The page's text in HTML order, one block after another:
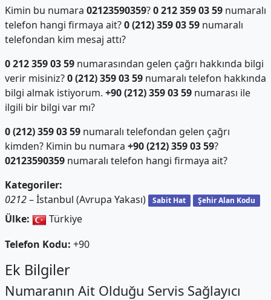
Kimin bu numara 02123590359?0 212 359 03 59numaralı
telefon hangi firmaya ait?0 (212) 359 03 59numaralı
telefondan kim mesaj attı?
0 212 359 03 59numarasından gelen çağrı hakkında bilgi
verir misiniz?0 (212) 359 03 59numaralı telefon hakkında
bilgi almak istiyorum. +90 (212) 359 03 59numarası ile
ilgili bir bilgi var mı?
0 (212) 359 03 59numaralı telefondan gelen çağrı
kimden? Kimin bu numara +90 (212) 359 03 59?
02123590359numaralı telefon hangi firmaya ait?
Kategoriler:
0212– İstanbul (Avrupa Yakası) Sabit Hat Şehir Alan Kodu
Ülke:
Türkiye
Telefon Kodu: +90
Ek Bilgiler
Numaranın Ait Olduğu Servis Sağlayıcı